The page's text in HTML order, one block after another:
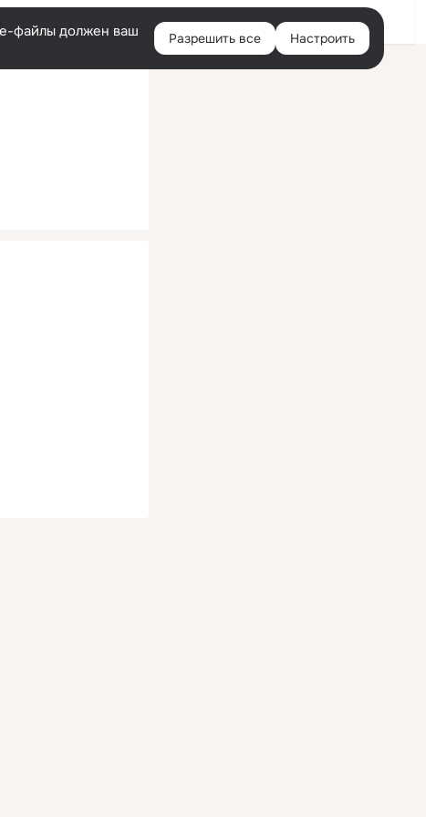
Войти
файлы должен ваш
Разрешить все Настроить